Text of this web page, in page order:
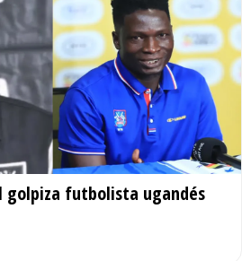
golpiza futbolista ugandés